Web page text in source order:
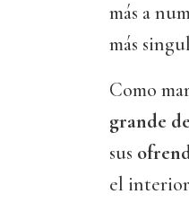
más a
más
Como
grande
sus
el